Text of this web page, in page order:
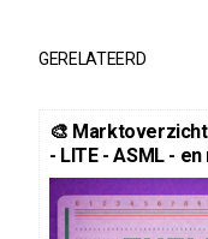
GERELATEERD
🎨
- LITE - ASML -